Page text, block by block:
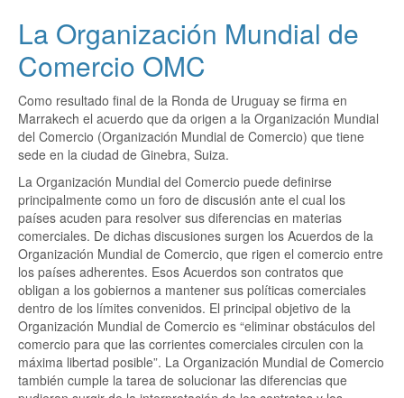
La Organización Mundial de
Comercio OMC
Como resultado final de la Ronda de Uruguay se firma en
Marrakech el acuerdo que da origen a la Organización Mundial
del Comercio (Organización Mundial de Comercio) que tiene
sede en la ciudad de Ginebra, Suiza.
La Organización Mundial del Comercio puede definirse
principalmente como un foro de discusión ante el cual los
países acuden para resolver sus diferencias en materias
comerciales. De dichas discusiones surgen los Acuerdos de la
Organización Mundial de Comercio, que rigen el comercio entre
los países adherentes. Esos Acuerdos son contratos que
obligan a los gobiernos a mantener sus políticas comerciales
dentro de los límites convenidos. El principal objetivo de la
Organización Mundial de Comercio es “eliminar obstáculos del
comercio para que las corrientes comerciales circulen con la
máxima libertad posible”. La Organización Mundial de Comercio
también cumple la tarea de solucionar las diferencias que